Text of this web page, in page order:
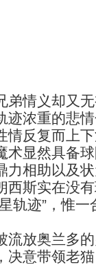
弟情义却又
迹浓重的悲
情反复而上
显然具备球
力相助以及
西斯实在没
轨迹”，惟
放奥兰多的
决意带领老